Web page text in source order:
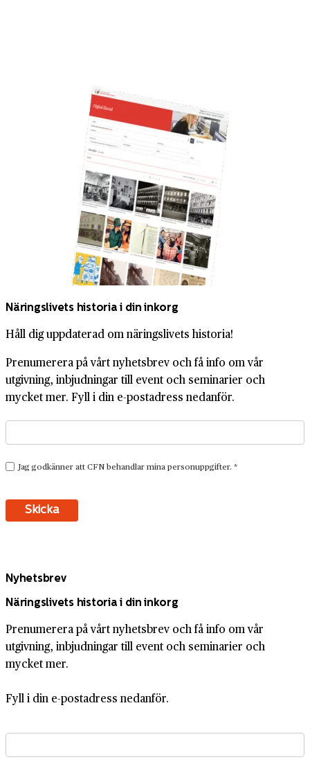
Näringslivets historia i din inkorg
Håll dig uppdaterad om näringslivets historia!
Prenumerera på vårt nyhetsbrev och få info om vår
utgivning, inbjudningar till event och seminarier och
mycket mer. Fyll i din e-postadress nedanför.
Nyhetsbrev
Näringslivets historia i din inkorg
Prenumerera på vårt nyhetsbrev och få info om vår
utgivning, inbjudningar till event och seminarier och
mycket mer.
Fyll i din e-postadress nedanför.